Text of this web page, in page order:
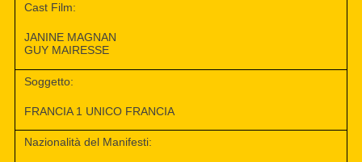
Cast Film:
JANINE MAGNAN
GUY MAIRESSE
Soggetto:
FRANCIA 1 UNICO FRANCIA
Nazionalità del Manifesti: